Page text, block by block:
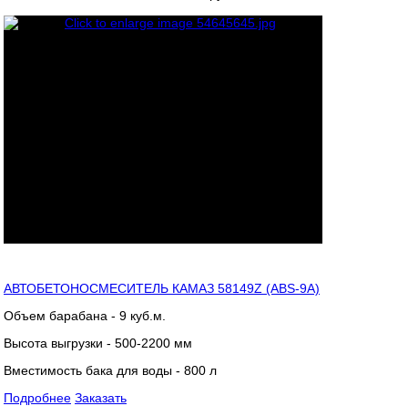
АВТОБЕТОНОСМЕСИТЕЛЬ КАМАЗ 58149Z (ABS-9A)
Объем барабана - 9 куб.м.
Высота выгрузки - 500-2200 мм
Вместимость бака для воды - 800 л
Подробнее Заказать